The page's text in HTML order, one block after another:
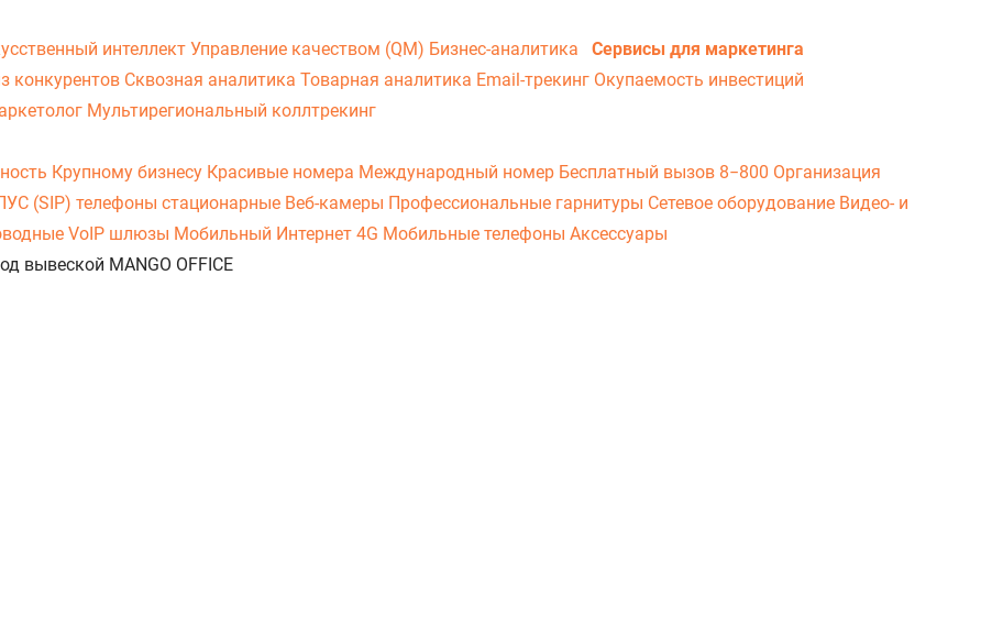
интеллект Управление качеством (QM) Бизнес-аналитика
Сервисы для маркетинга
конкурентов Сквозная аналитика Товарная аналитика Email-трекинг Окупаемость инвестиций
Мультирегиональный коллтрекинг
Крупному бизнесу Красивые номера Международный номер Бесплатный вызов 8−800 Организация
(SIP) телефоны стационарные Веб-камеры Профессиональные гарнитуры Сетевое оборудование Видео- и
VoIP шлюзы Мобильный Интернет 4G Мобильные телефоны Аксессуары
вывеской MANGO OFFICE